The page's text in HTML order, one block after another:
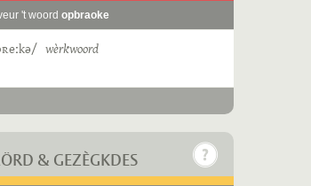
't woord opbraoke
wèrkwoord
& GEZÈGKDES